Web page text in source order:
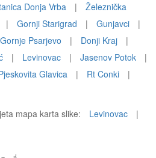
Donja Vrba |
Železnička
| Gornji Starigrad | Gunjavci
|
Gornje Psarjevo | Donji Kraj
|
| Levinovac | Jasenov Potok
|
Glavica | Rt Conki
|
mapa karta slike:
Levinovac
|